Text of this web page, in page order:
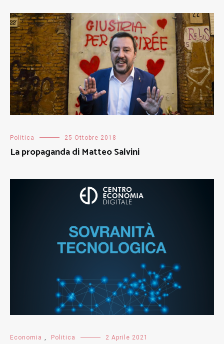
Politica 25 Ottobre 2018
La propaganda di Matteo Salvini
Economia , Politica 2 Aprile 2021